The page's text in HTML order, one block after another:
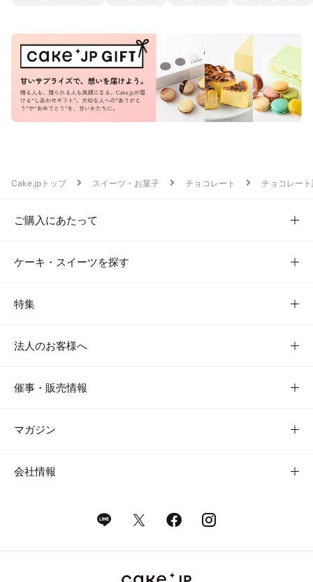
Cake.jpトップ スイーツ・お菓子 チョコレート チョコレー
ご購入にあたって
ケーキ・スイーツを探す
特集
法人のお客様へ
催事・販売情報
マガジン
会社情報